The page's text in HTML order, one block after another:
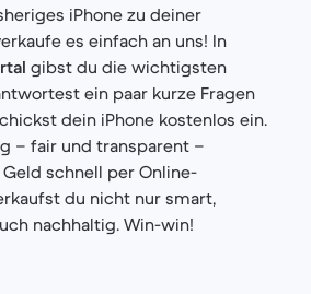
iPhone zu deiner
es einfach an uns! In
gibst du die wichtigsten
ein paar kurze Fragen
dein iPhone kostenlos ein.
– fair und transparent –
schnell per Online-
du nicht nur smart,
nachhaltig. Win-win!